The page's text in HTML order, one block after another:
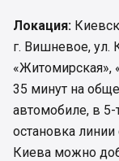
Локация:
г. Вишневое, ул.
«Житомирская»,
35 минут на
автомобиле, в 5-
остановка
Киева можно